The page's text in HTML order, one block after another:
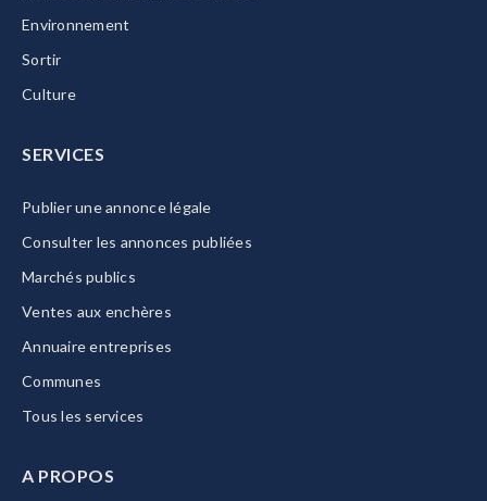
Environnement
Sortir
Culture
SERVICES
Publier une annonce légale
Consulter les annonces publiées
Marchés publics
Ventes aux enchères
Annuaire entreprises
Communes
Tous les services
A PROPOS